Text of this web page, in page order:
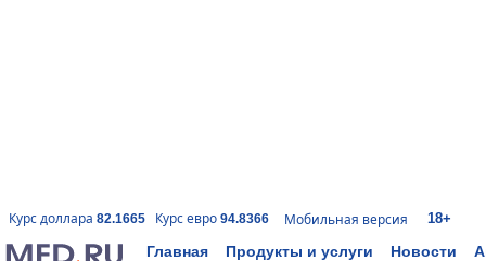
Курс доллара 82.1665 Курс евро 94.8366 Мобильная версия 18+
Главная Продукты и услуги Новости